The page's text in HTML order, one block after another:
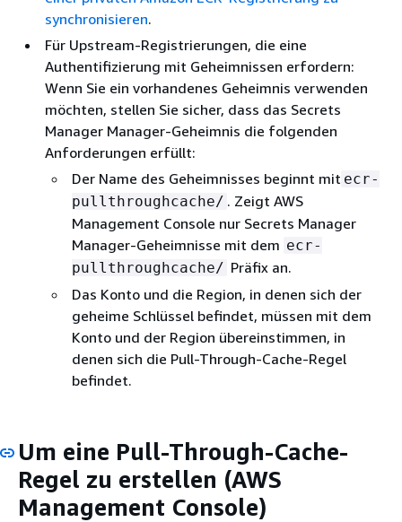
synchronisieren.
Für Upstream-Registrierungen, die eine
Authentifizierung mit Geheimnissen erfordern:
Wenn Sie ein vorhandenes Geheimnis verwenden
möchten, stellen Sie sicher, dass das Secrets
Manager Manager-Geheimnis die folgenden
Anforderungen erfüllt:
Der Name des Geheimnisses beginnt mit ecr-
pullthroughcache/ . Zeigt AWS
Management Console nur Secrets Manager
Manager-Geheimnisse mit dem ecr-
pullthroughcache/ Präfix an.
Das Konto und die Region, in denen sich der
geheime Schlüssel befindet, müssen mit dem
Konto und der Region übereinstimmen, in
denen sich die Pull-Through-Cache-Regel
befindet.
Um eine Pull-Through-Cache-
Regel zu erstellen (AWS
Management Console)